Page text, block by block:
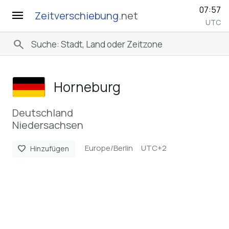
menu Zeitverschiebung.net 07:57
UTC
search
Horneburg
Deutschland
Niedersachsen
favorite Hinzufügen Europe/Berlin UTC+2